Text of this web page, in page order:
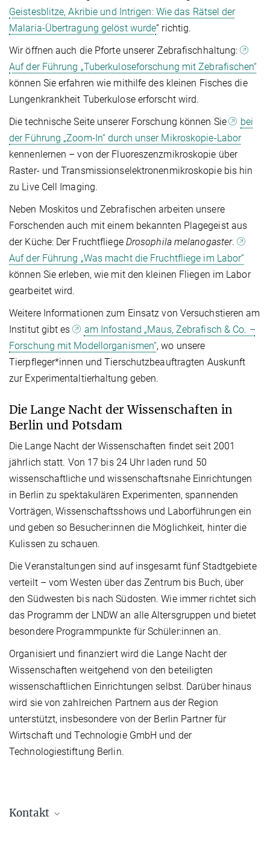
Geistesblitze, Akribie und Intrigen: Wie das Rätsel der
Malaria-Übertragung gelöst wurde“ richtig.
Wir öffnen auch die Pforte unserer Zebrafischhaltung:
Auf der Führung „Tuberkuloseforschung mit Zebrafischen“
können Sie erfahren wie mithilfe des kleinen Fisches die
Lungenkrankheit Tuberkulose erforscht wird.
Die technische Seite unserer Forschung können Sie
bei
der Führung „Zoom-In“ durch unser Mikroskopie-Labor
kennenlernen – von der Fluoreszenzmikroskopie über
Raster- und Transmissionselektronenmikroskopie bis hin
zu Live Cell Imaging.
Neben Moskitos und Zebrafischen arbeiten unsere
Forschenden auch mit einem bekannten Plagegeist aus
der Küche: Der Fruchtfliege Drosophila melanogaster.
Auf der Führung „Was macht die Fruchtfliege im Labor“
können Sie erleben, wie mit den kleinen Fliegen im Labor
gearbeitet wird.
Weitere Informationen zum Einsatz von Versuchstieren am
Institut gibt es
am Infostand „Maus, Zebrafisch & Co. –
Forschung mit Modellorganismen“, wo unsere
Tierpfleger*innen und Tierschutzbeauftragten Auskunft
zur Experimentaltierhaltung geben.
Die Lange Nacht der Wissenschaften in
Berlin und Potsdam
Die Lange Nacht der Wissenschaften findet seit 2001
jährlich statt. Von 17 bis 24 Uhr laden rund 50
wissenschaftliche und wissenschaftsnahe Einrichtungen
in Berlin zu spektakulären Experimenten, spannenden
Vorträgen, Wissenschaftsshows und Laborführungen ein
und geben so Besucher:innen die Möglichkeit, hinter die
Kulissen zu schauen.
Die Veranstaltungen sind auf insgesamt fünf Stadtgebiete
verteilt – vom Westen über das Zentrum bis Buch, über
den Südwesten bis nach Südosten. Wie immer richtet sich
das Programm der LNDW an alle Altersgruppen und bietet
besondere Programmpunkte für Schüler:innen an.
Organisiert und finanziert wird die Lange Nacht der
Wissenschaften weitgehend von den beteiligten
wissenschaftlichen Einrichtungen selbst. Darüber hinaus
wird sie von zahlreichen Partnern aus der Region
unterstützt, insbesondere von der Berlin Partner für
Wirtschaft und Technologie GmbH und der
Technologiestiftung Berlin.
Kontakt